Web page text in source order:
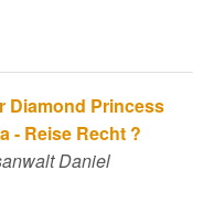
Diamond Princess
- Reise Recht ?
Daniel